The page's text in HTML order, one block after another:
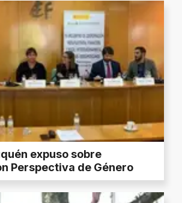
expuso sobre
Perspectiva de Género